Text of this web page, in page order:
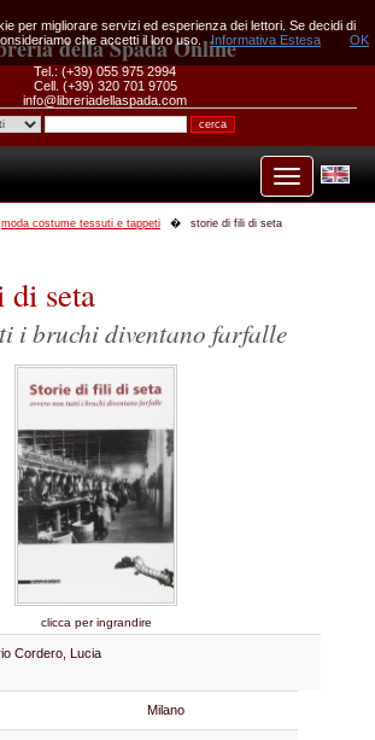
della Spada Online
Tel.: (+39) 055 975 2994
Cell. (+39) 320 701 9705
info@libreriadellaspada.com
moda costume tessuti e tappeti storie di fili di seta
seta
i bruchi diventano farfalle
clicca per ingrandire
Cordero, Lucia
Milano
per migliorare servizi ed esperienza dei lettori. Se decidi di
che accetti il loro uso.
Informativa Estesa OK